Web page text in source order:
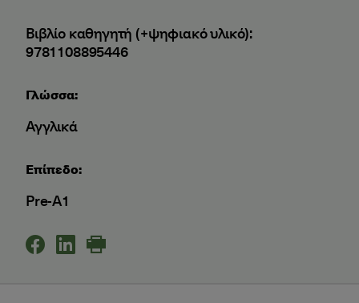
Βιβλίο καθηγητή (+ψηφιακό υλικό):
9781108895446
Γλώσσα:
Αγγλικά
Επίπεδο:
Pre-A1